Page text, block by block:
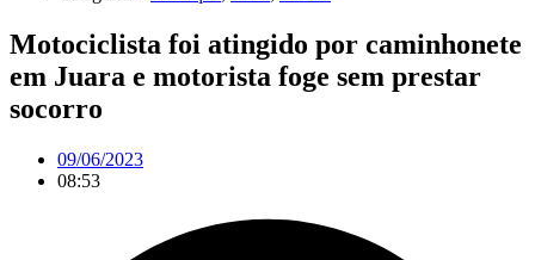
Motociclista foi atingido por caminhonete
em Juara e motorista foge sem prestar
socorro
09/06/2023
08:53